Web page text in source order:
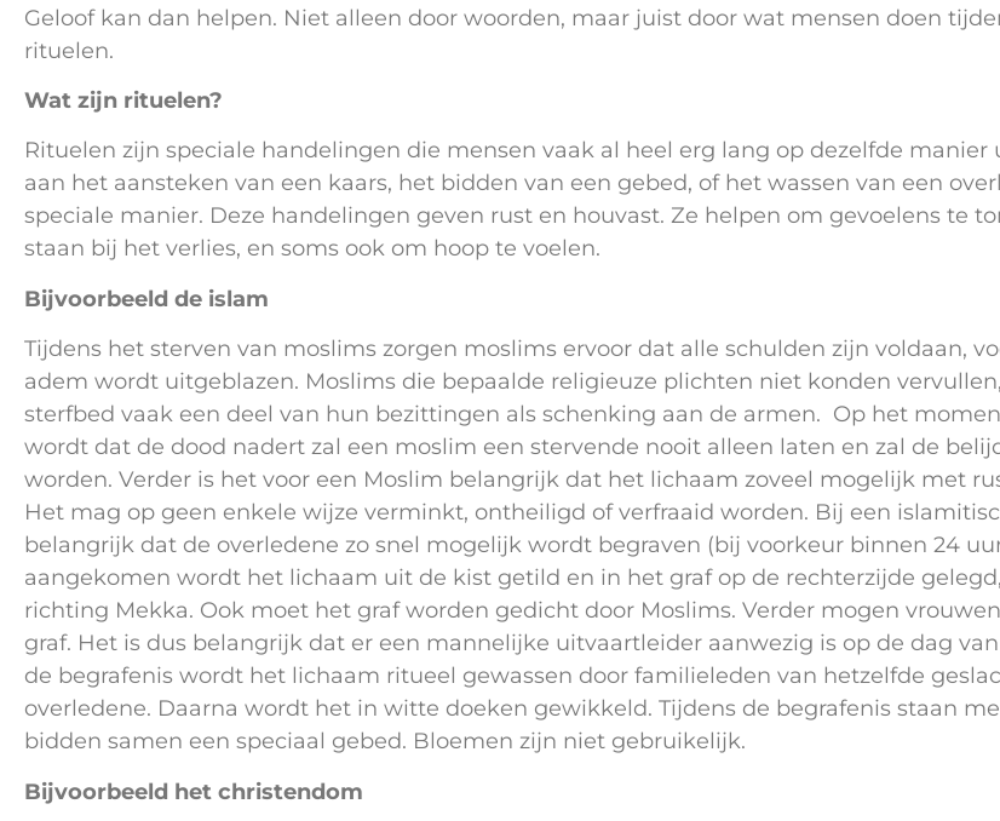
Geloof kan dan helpen. Niet alleen door woorden, maar juist door wat mensen doen
rituelen.
Wat zijn rituelen?
Rituelen zijn speciale handelingen die mensen vaak al heel erg lang op dezelfde manier
aan het aansteken van een kaars, het bidden van een gebed, of het wassen van een
speciale manier. Deze handelingen geven rust en houvast. Ze helpen om gevoelens te
staan bij het verlies, en soms ook om hoop te voelen.
Bijvoorbeeld de islam
Tijdens het sterven van moslims zorgen moslims ervoor dat alle schulden zijn voldaan,
adem wordt uitgeblazen. Moslims die bepaalde religieuze plichten niet konden
sterfbed vaak een deel van hun bezittingen als schenking aan de armen. Op het
wordt dat de dood nadert zal een moslim een stervende nooit alleen laten en zal de
worden. Verder is het voor een Moslim belangrijk dat het lichaam zoveel mogelijk met
Het mag op geen enkele wijze verminkt, ontheiligd of verfraaid worden. Bij een
belangrijk dat de overledene zo snel mogelijk wordt begraven (bij voorkeur binnen 24
aangekomen wordt het lichaam uit de kist getild en in het graf op de rechterzijde
richting Mekka. Ook moet het graf worden gedicht door Moslims. Verder mogen
graf. Het is dus belangrijk dat er een mannelijke uitvaartleider aanwezig is op de dag
de begrafenis wordt het lichaam ritueel gewassen door familieleden van hetzelfde
overledene. Daarna wordt het in witte doeken gewikkeld. Tijdens de begrafenis staan
bidden samen een speciaal gebed. Bloemen zijn niet gebruikelijk.
Bijvoorbeeld het christendom